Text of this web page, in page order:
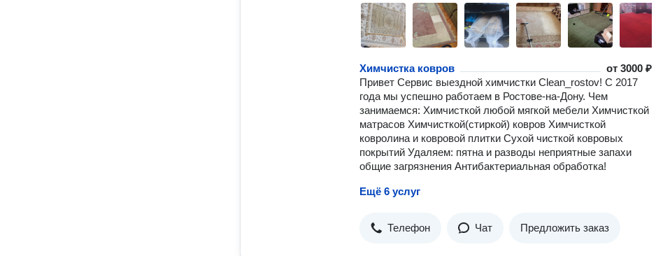
Химчистка ковров от3000 ₽
Привет Сервис выездной химчистки Clean_rostov! С 2017
года мы успешно работаем в Ростове-на-Дону. Чем
занимаемся: Химчисткой любой мягкой мебели Химчисткой
матрасов Химчисткой(стиркой) ковров Химчисткой
ковролина и ковровой плитки Сухой чисткой ковровых
покрытий Удаляем: пятна и разводы неприятные запахи
общие загрязнения Антибактериальная обработка!
Ещё 6 услуг
Телефон Чат Предложить заказ